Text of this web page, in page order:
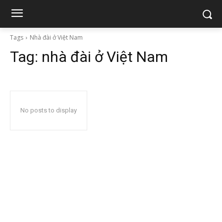
Tags Nhà đài ở Việt Nam
Tag: nhà đài ở Việt Nam
No posts to display